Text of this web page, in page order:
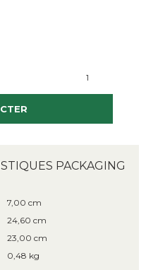
PACKAGING
7,00 cm
24,60 cm
23,00 cm
0,48 kg